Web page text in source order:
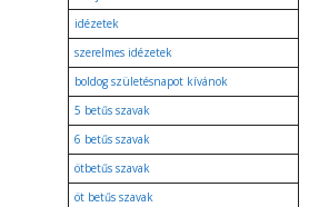
idézetek
szerelmes idézetek
boldog születésnapot kívánok
5 betűs szavak
6 betűs szavak
ötbetűs szavak
öt betűs szavak